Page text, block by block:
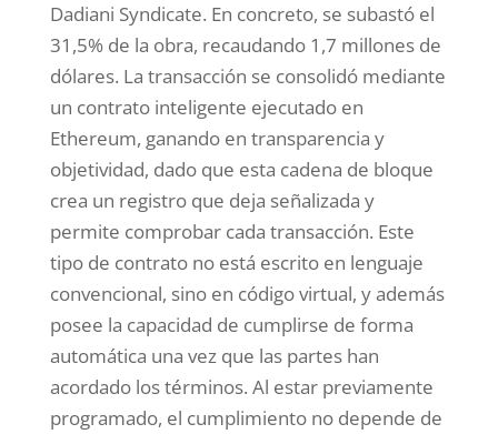
Dadiani Syndicate. En concreto, se subastó el
31,5% de la obra, recaudando 1,7 millones de
dólares. La transacción se consolidó mediante
un contrato inteligente ejecutado en
Ethereum, ganando en transparencia y
objetividad, dado que esta cadena de bloque
crea un registro que deja señalizada y
permite comprobar cada transacción. Este
tipo de contrato no está escrito en lenguaje
convencional, sino en código virtual, y además
posee la capacidad de cumplirse de forma
automática una vez que las partes han
acordado los términos. Al estar previamente
programado, el cumplimiento no depende de